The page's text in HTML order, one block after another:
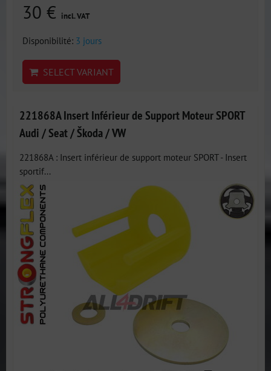
30 € incl. VAT
Disponibilité: 3 jours
SELECT VARIANT
221868A Insert Inférieur de Support Moteur SPORT
Audi / Seat / Škoda / VW
221868A : Insert inférieur de support moteur SPORT - Insert
sportif...